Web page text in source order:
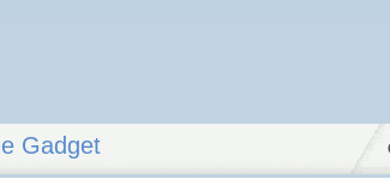
Gadget